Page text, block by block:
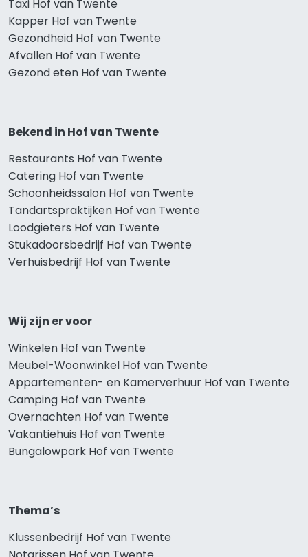
Taxi Hof van Twente
Kapper Hof van Twente
Gezondheid Hof van Twente
Afvallen Hof van Twente
Gezond eten Hof van Twente
Bekend in Hof van Twente
Restaurants Hof van Twente
Catering Hof van Twente
Schoonheidssalon Hof van Twente
Tandartspraktijken Hof van Twente
Loodgieters Hof van Twente
Stukadoorsbedrijf Hof van Twente
Verhuisbedrijf Hof van Twente
Wij zijn er voor
Winkelen Hof van Twente
Meubel-Woonwinkel Hof van Twente
Appartementen- en Kamerverhuur Hof van Twente
Camping Hof van Twente
Overnachten Hof van Twente
Vakantiehuis Hof van Twente
Bungalowpark Hof van Twente
Thema’s
Klussenbedrijf Hof van Twente